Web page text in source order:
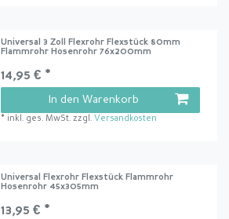
Universal 3 Zoll Flexrohr Flexstück 80mm
Flammrohr Hosenrohr 76x200mm
14,95 € *
In den Warenkorb
* inkl. ges. MwSt. zzgl. Versandkosten
Universal Flexrohr Flexstück Flammrohr
Hosenrohr 45x305mm
13,95 € *